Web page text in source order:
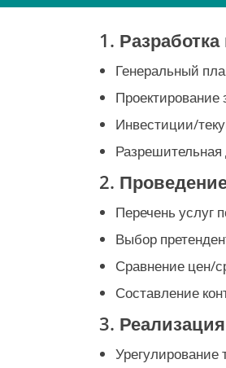
1.
Генеральный
Проектирование
Инвестиции/
Разрешительная
2.
Перечень услуг
Выбор
Сравнение цен/
Составление
3. Реализация
Урегулирование